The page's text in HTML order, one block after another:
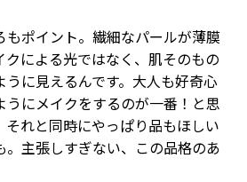
もポイント。繊細なパールが薄膜
クによる光ではなく、肌そのもの
に見えるんです。大人も好奇心
うにメイクをするのが一番！と思
それと同時にやっぱり品もほしい
。主張しすぎない、この品格のあ